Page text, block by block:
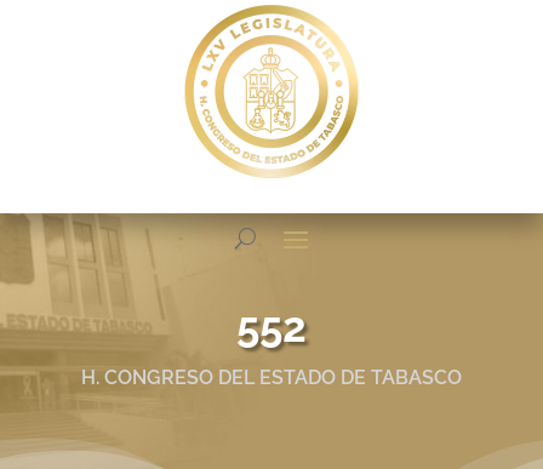
552
H. CONGRESO DEL ESTADO DE TABASCO